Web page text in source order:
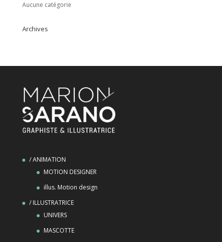
Aucune catégorie
Archives
/ ANIMATION
MOTION DESIGNER
illus. Motion design
/ ILLUSTRATRICE
UNIVERS
MASCOTTE